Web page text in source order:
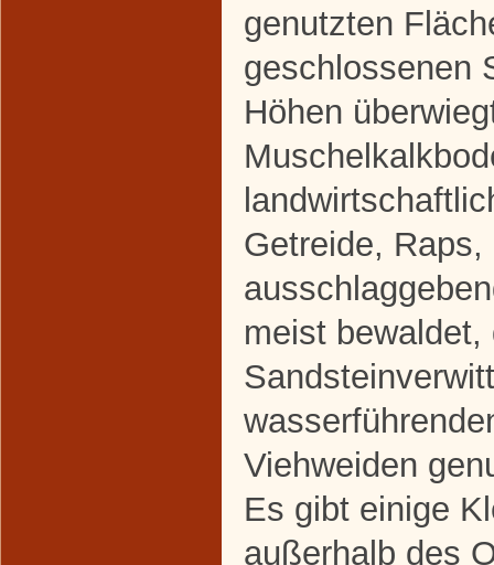
genutzten
geschlossenen
Höhen
Getreide,
meist
Viehweiden
Es gibt einige
außerhalb des